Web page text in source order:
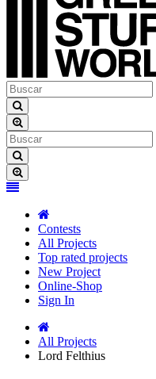
Contests
All Projects
Top rated projects
New Project
Online-Shop
Sign In
All Projects
Lord Felthius